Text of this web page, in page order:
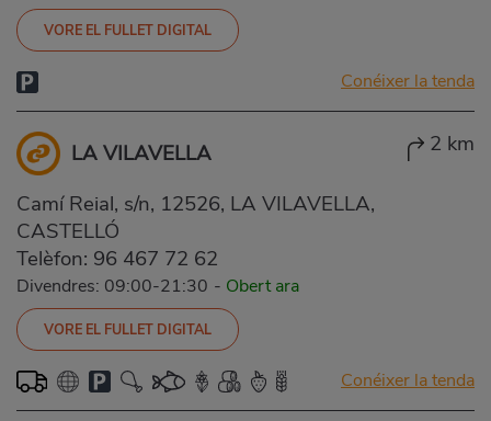
VORE EL FULLET DIGITAL
Conéixer la tenda
LA VILAVELLA 2 km
Camí Reial, s/n, 12526, LA VILAVELLA,
CASTELLÓ
Telèfon: 96 467 72 62
Divendres: 09:00-21:30 - Obert ara
VORE EL FULLET DIGITAL
Conéixer la tenda